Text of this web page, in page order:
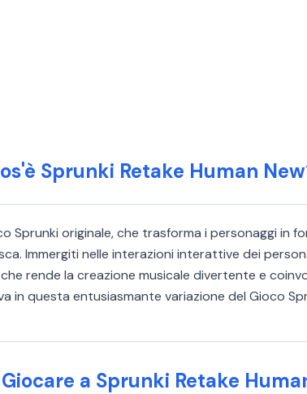
Sprunki Retake Human
Sprunki originale, che trasforma i personaggi in
Immergiti nelle interazioni interattive dei
rende la creazione musicale divertente e
in questa entusiasmante variazione del Gioco
a Sprunki Retake